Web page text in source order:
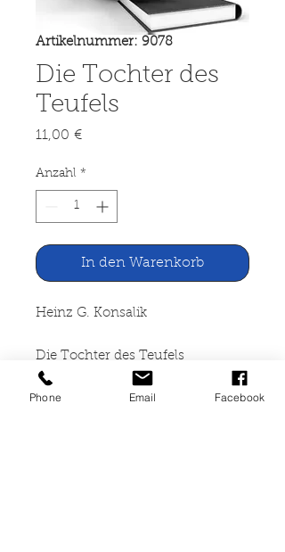
Artikelnummer: 9078
Die Tochter des
Teufels
11,00 €Preis
Anzahl *
In den Warenkorb
Heinz G. Konsalik
Die Tochter des Teufels
Lizenzvertrag für den
Phone Email Facebook